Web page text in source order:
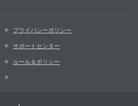
プライバシーポリシー
サポートセンター
ルール＆ポリシー